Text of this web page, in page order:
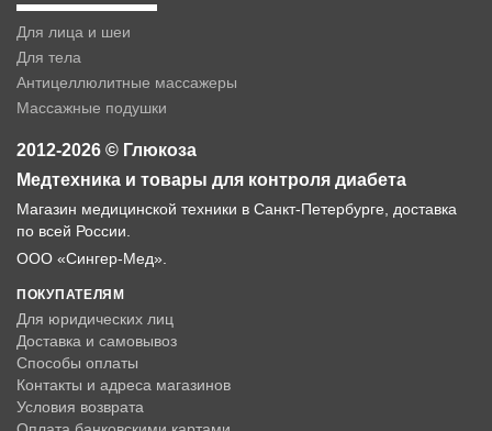
Для лица и шеи
Для тела
Антицеллюлитные массажеры
Массажные подушки
2012-2026 © Глюкоза
Медтехника и товары для контроля диабета
Магазин медицинской техники в Санкт-Петербурге, доставка
по всей России.
ООО «Сингер-Мед».
ПОКУПАТЕЛЯМ
Для юридических лиц
Доставка и самовывоз
Способы оплаты
Контакты и адреса магазинов
Условия возврата